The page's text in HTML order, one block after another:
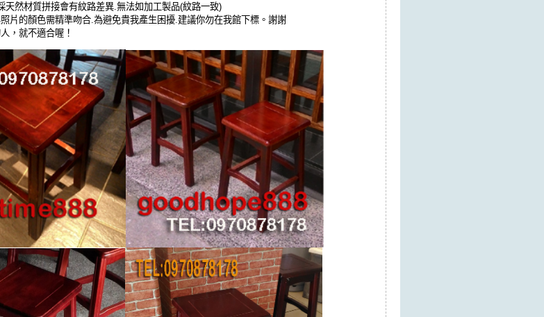
天然材質拼接會有紋路差異.無法如加工製品(紋路一致)
片的顏色需精準吻合.為避免貴我產生困擾.建議你勿在我館下標。謝謝
，就不適合喔！